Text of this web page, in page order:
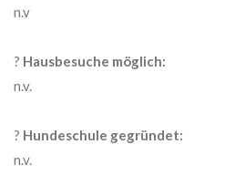
n.v
? Hausbesuche möglich:
n.v.
? Hundeschule gegründet:
n.v.